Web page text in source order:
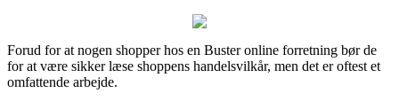
Forud for at nogen shopper hos en Buster online forretning bør de
for at være sikker læse shoppens handelsvilkår, men det er oftest et
omfattende arbejde.